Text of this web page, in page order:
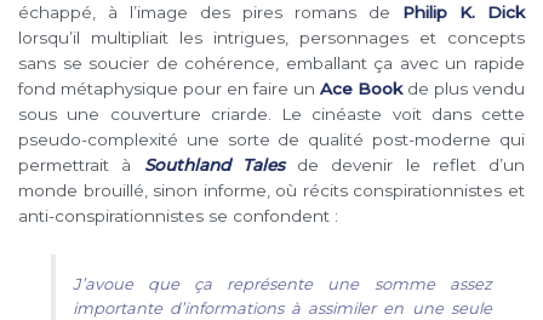
échappé, à l’image des pires romans de Philip K. Dick
lorsqu’il multipliait les intrigues, personnages et concepts
sans se soucier de cohérence, emballant ça avec un rapide
fond métaphysique pour en faire un Ace Book de plus vendu
sous une couverture criarde. Le cinéaste voit dans cette
pseudo-complexité une sorte de qualité post-moderne qui
permettrait à Southland Tales de devenir le reflet d’un
monde brouillé, sinon informe, où récits conspirationnistes et
anti-conspirationnistes se confondent :
J’avoue que ça représente une somme assez
importante d’informations à assimiler en une seule